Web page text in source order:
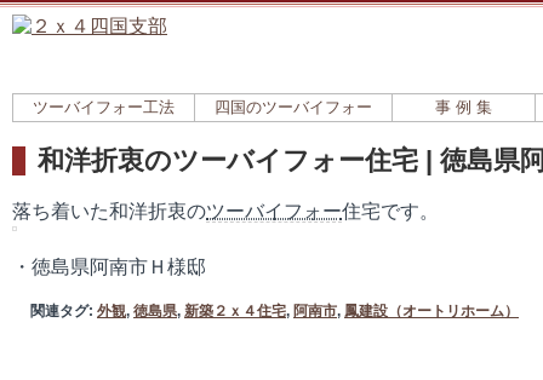
ツーバイフォー工法 四国のツーバイフォー 事 例 集
和洋折衷のツーバイフォー住宅 | 徳島県
落ち着いた和洋折衷のツーバイフォー住宅です。
・徳島県阿南市Ｈ様邸
関連タグ: 外観, 徳島県, 新築２ｘ４住宅, 阿南市, 鳳建設（オートリホーム）